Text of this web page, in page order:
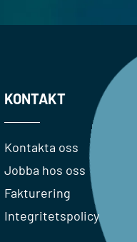
KONTAKT
Kontakta oss
Jobba hos oss
Fakturering
Integritetspolicy